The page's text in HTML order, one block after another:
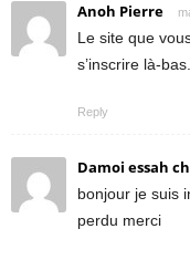
Anoh Pierre
Le site que
s’inscrire là-
Reply
Damoi essah
bonjour je suis
perdu merci